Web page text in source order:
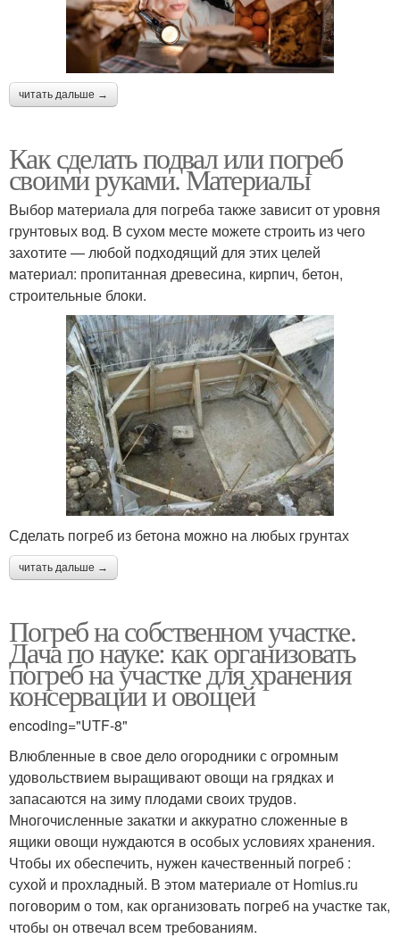
читать дальше →
Как сделать подвал или погреб
своими руками. Материалы
Выбор материала для погреба также зависит от уровня
грунтовых вод. В сухом месте можете строить из чего
захотите — любой подходящий для этих целей
материал: пропитанная древесина, кирпич, бетон,
строительные блоки.
Сделать погреб из бетона можно на любых грунтах
читать дальше →
Погреб на собственном участке.
Дача по науке: как организовать
погреб на участке для хранения
консервации и овощей
encoding="UTF-8"
Влюбленные в свое дело огородники с огромным
удовольствием выращивают овощи на грядках и
запасаются на зиму плодами своих трудов.
Многочисленные закатки и аккуратно сложенные в
ящики овощи нуждаются в особых условиях хранения.
Чтобы их обеспечить, нужен качественный погреб :
сухой и прохладный. В этом материале от Homius.ru
поговорим о том, как организовать погреб на участке так,
чтобы он отвечал всем требованиям.